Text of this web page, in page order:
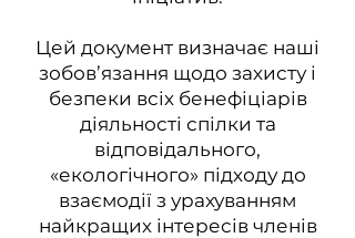
Цей документ визначає наші
зобов’язання щодо захисту і
безпеки всіх бенефіціарів
діяльності спілки та
відповідального,
«екологічного» підходу до
взаємодії з урахуванням
найкращих інтересів членів